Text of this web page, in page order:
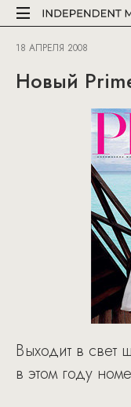
18 АПРЕЛЯ 2008
Новый
Выходит в свет
в этом году